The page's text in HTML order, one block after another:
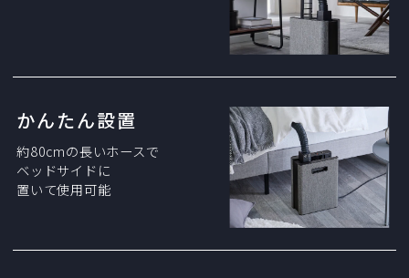
かんたん設置
約80cmの長いホースで
ベッドサイドに
置いて使用可能